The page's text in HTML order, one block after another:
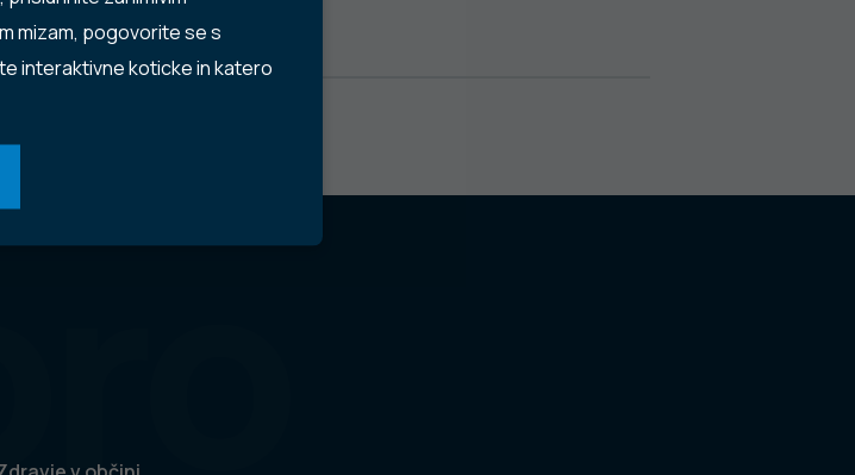
mizam, pogovorite se s
interaktivne koticke in katero